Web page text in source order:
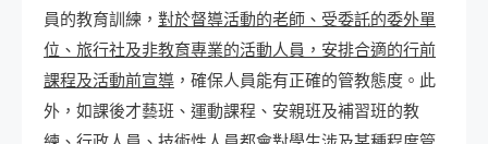
員的教育訓練， 對於督導活動的老師、受委託的委外單
位、旅行社及非教育專業的活動人員，安排合適的行前
課程及活動前宣導 ，確保人員能有正確的管教態度。此
外，如課後才藝班、運動課程、安親班及補習班的教